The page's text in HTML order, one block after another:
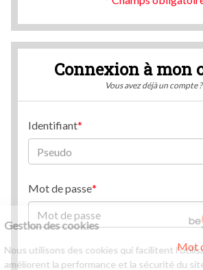
Connexion à mon
Vous avez déjà un compte ?
Identifiant
Mot de passe
Mot
Gestion des cookies
Nous utilisons des cookies qui facilitent
améliorent la performance et la sécurité